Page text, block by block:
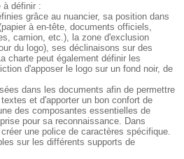
à définir :
grâce au nuancier, sa position dans
à en-tête, documents officiels,
camion, etc.), la zone d'exclusion
du logo), ses déclinaisons sur des
charte peut également définir les
d'apposer le logo sur un fond noir, de
dans les documents afin de permettre
et d'apporter un bon confort de
des composantes essentielles de
pour sa reconnaissance. Dans
une police de caractères spécifique.
sur les différents supports de